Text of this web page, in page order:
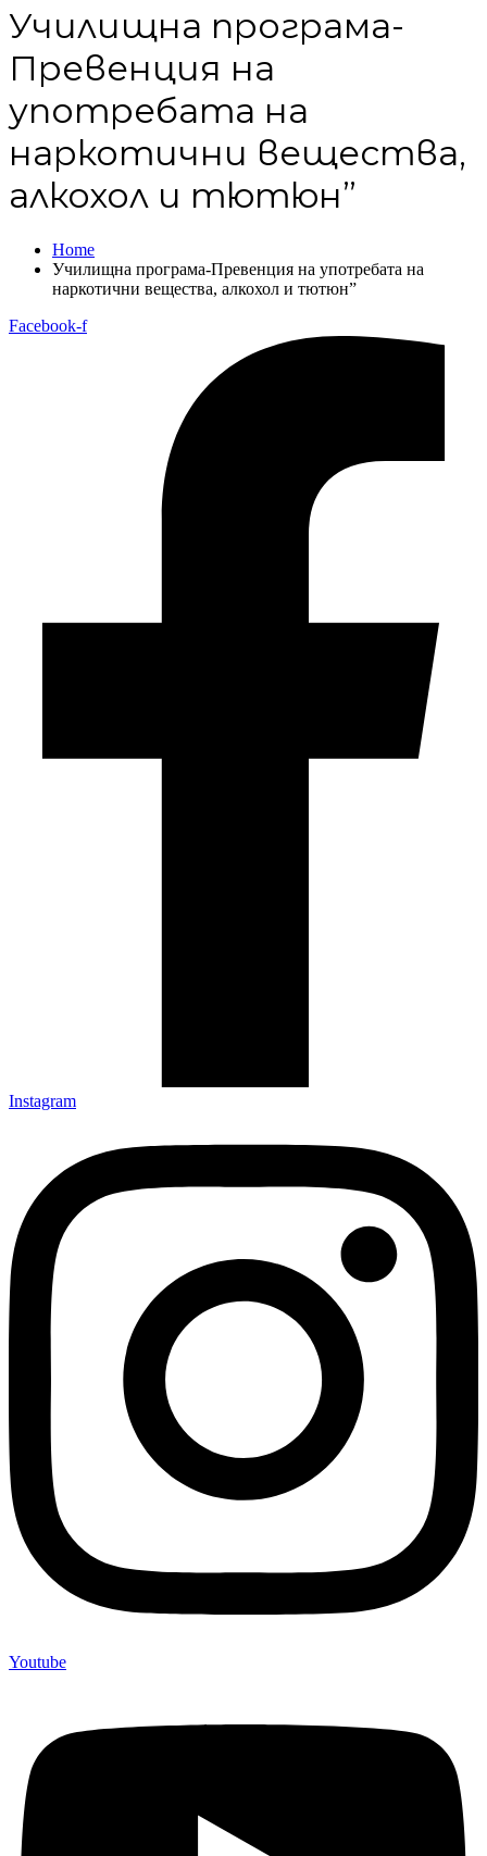
Училищна програма-
Превенция на
употребата на
наркотични вещества,
алкохол и тютюн”
Home
Училищна програма-Превенция на употребата на
наркотични вещества, алкохол и тютюн”
Facebook-f
Instagram
Youtube